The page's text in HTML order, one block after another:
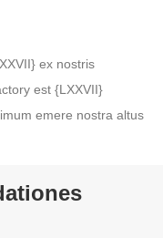
ex nostris
est {LXXVII}
emere nostra altus